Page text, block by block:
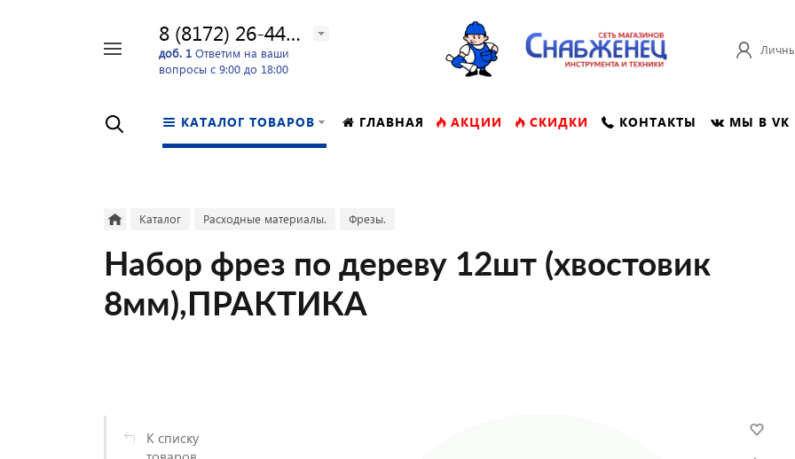
8 (8172) 26-44-24
доб. 1 Ответим на ваши
вопросы с 9:00 до 18:00
КАТАЛОГ ТОВАРОВ ГЛАВНАЯ АКЦИИ СКИДКИ КОНТАКТЫ МЫ В VK
Каталог Расходные материалы. Фрезы.
Набор фрез по дереву 12шт (хвостовик
8мм),ПРАКТИКА
К списку